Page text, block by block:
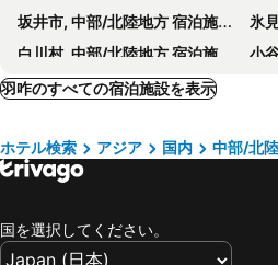
坂井市, 中部/北陸地方 宿泊施設 -
氷
白川村, 中部/北陸地方 宿泊施設 -
小
南砺市, 中部/北陸地方 宿泊施設 -
かほく市, 中部/北陸地方 宿泊施設 -
飛
上市町, 中部/北陸地方 宿泊施設 -
野
名古屋, 中部/北陸地方 宿泊施設 -
羽咋のすべての宿泊施設を表示
ホテル検索 アジア 国内 中部/北
国を選択してください。